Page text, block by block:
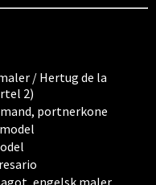
/ Hertug de la
2)
portnerkone
engelsk maler